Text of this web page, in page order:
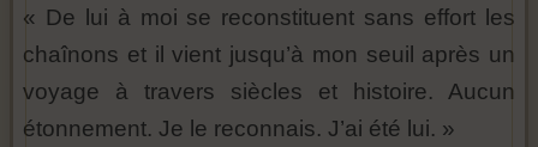
« De lui à moi se reconstituent sans effort les
chaînons et il vient jusqu’à mon seuil après un
voyage à travers siècles et histoire. Aucun
étonnement. Je le reconnais. J’ai été lui. »